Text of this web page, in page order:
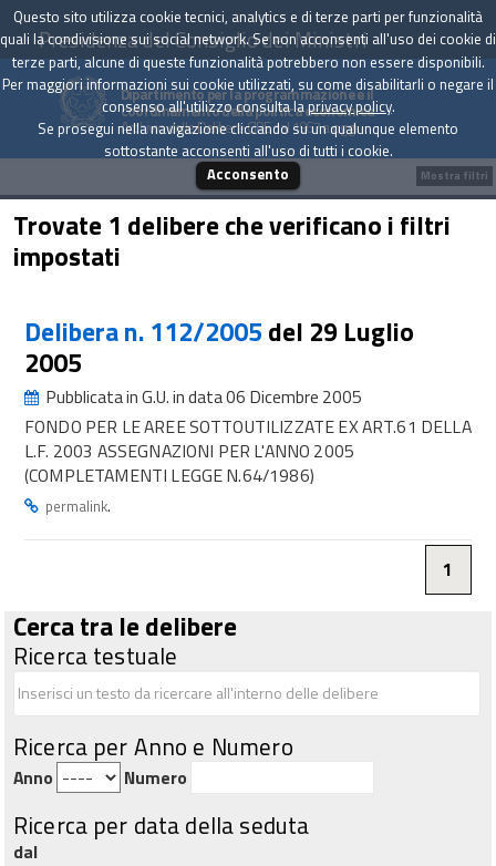
Presidenza del Consiglio dei Ministri
Dipartimento per la programmazione e il
coordinamento della politica economica
Archivio delle Delibere CIPE dal 1967 a oggi
Trovate 1 delibere che verificano i filtri
impostati
Delibera n. 112/2005 del 29 Luglio
2005
Pubblicata in G.U. in data 06 Dicembre 2005
FONDO PER LE AREE SOTTOUTILIZZATE EX ART.61 DELLA
L.F. 2003 ASSEGNAZIONI PER L'ANNO 2005
(COMPLETAMENTI LEGGE N.64/1986)
permalink.
1
Cerca tra le delibere
Ricerca testuale
Ricerca per Anno e Numero
Anno Numero
Ricerca per data della seduta
dal
Mostra filtri
Questo sito utilizza cookie tecnici, analytics e di terze parti per funzionalità
quali la condivisione sui social network. Se non acconsenti all'uso dei cookie di
terze parti, alcune di queste funzionalità potrebbero non essere disponibili.
Per maggiori informazioni sui cookie utilizzati, su come disabilitarli o negare il
consenso all'utilizzo consulta laprivacy policy.
Se prosegui nella navigazione cliccando su un qualunque elemento
sottostante acconsenti all'uso di tutti i cookie.
Acconsento